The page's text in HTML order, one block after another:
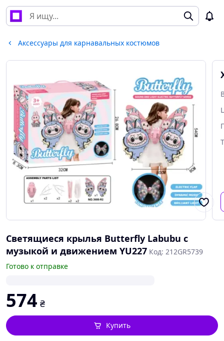
Аксессуары для карнавальных костюмов
Светящиеся крылья Butterfly Labubu с
музыкой и движением YU227 Код: 212GR5739
Готово к отправке
574 ₴
Купить